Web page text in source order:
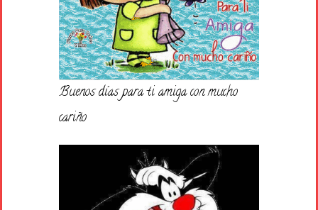
Buenos días para ti amiga con mucho
cariño